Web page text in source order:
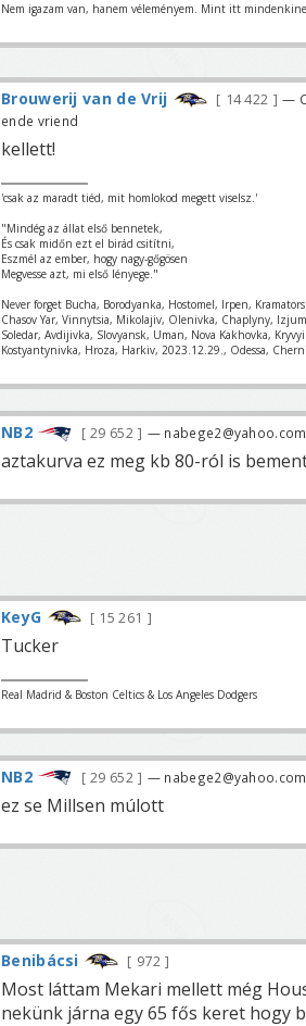
Nem igazam van, hanem véleményem. Mint itt
Brouwerij van de Vrij 14 422
—
ende vriend
kellett!
'csak az maradt tiéd, mit homlokod megett viselsz.'
"Mindég az állat első bennetek,
És csak midőn ezt el birád csitítni,
Eszmél az ember, hogy nagy-gőgösen
Megvesse azt, mi első lényege."
Never forget Bucha, Borodyanka, Hostomel, Irpen,
Chasov Yar, Vinnytsia, Mikolajiv, Olenivka, Chaplyny,
Soledar, Avdijivka, Slovyansk, Uman, Nova Kakhovka,
Kostyantynivka, Hroza, Harkiv, 2023.12.29., Odessa,
NB2 29 652 — nabege2@yahoo.com
aztakurva ez meg kb 80-ról is
KeyG 15 261
Tucker
Real Madrid & Boston Celtics & Los Angeles Dodgers
NB2 29 652 — nabege2@yahoo.com
ez se Millsen múlott
Benibácsi 972
Most láttam Mekari mellett még
nekünk járna egy 65 fős keret hogy